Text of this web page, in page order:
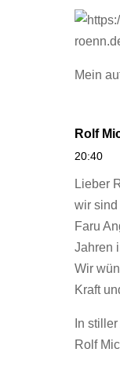
Mein
Rolf
20:40
Lieber
wir sind
Faru
Jahren
Wir
Kraft
In
Rolf